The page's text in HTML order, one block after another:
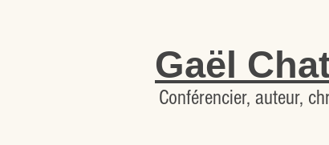
Gaël
Conférencier, auteur,